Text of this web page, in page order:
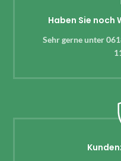
Haben Sie noch
Sehr gerne unter